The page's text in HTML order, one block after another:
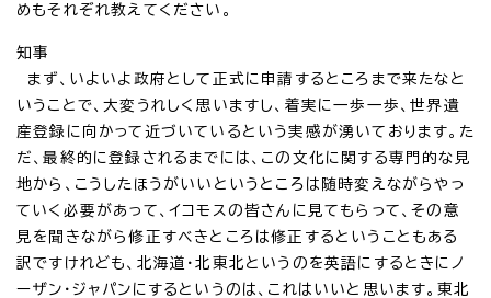
めもそれぞれ教えてください。
知事
まず、いよいよ政府として正式に申請するところまで来たなと
いうことで、大変うれしく思いますし、着実に一歩一歩、世界遺
産登録に向かって近づいているという実感が湧いております。た
だ、最終的に登録されるまでには、この文化に関する専門的な見
地から、こうしたほうがいいというところは随時変えながらやっ
ていく必要があって、イコモスの皆さんに見てもらって、その意
見を聞きながら修正すべきところは修正するということもある
訳ですけれども、北海道・北東北というのを英語にするときにノ
ーザン・ジャパンにするというのは、これはいいと思います。東北